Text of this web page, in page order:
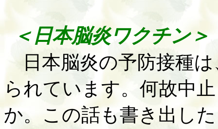
＜日本脳炎ワクチン＞
日本脳炎の予防接種は
られています。何故中
か。この話も書き出し